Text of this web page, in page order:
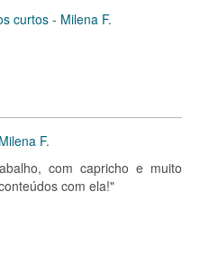
curtos - Milena F.
F.
com capricho e muito
com ela!"